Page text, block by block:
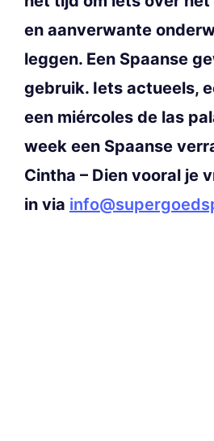
en aanverwante
leggen. Een Spaanse
gebruik. Iets actueels,
een miércoles de las
week een Spaanse
Cintha – Dien vooral je
in via